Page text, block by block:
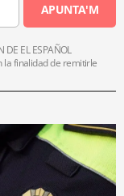
APUNTA'M
DE EL ESPAÑOL
la finalidad de remitirle